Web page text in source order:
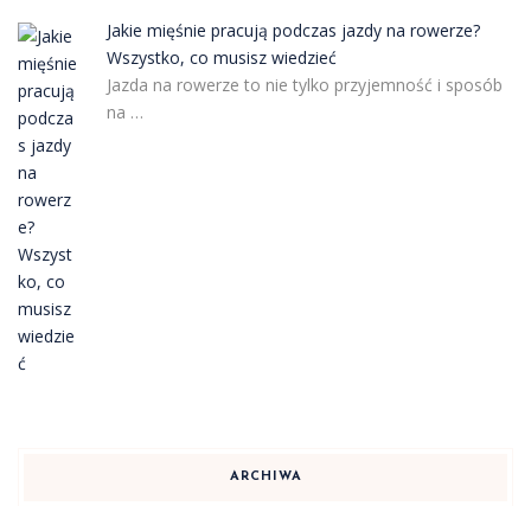
Jakie mięśnie pracują podczas jazdy na rowerze?
Wszystko, co musisz wiedzieć
Jazda na rowerze to nie tylko przyjemność i sposób
na …
ARCHIWA